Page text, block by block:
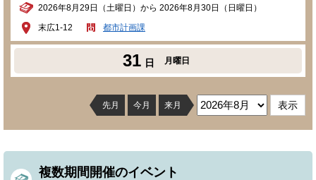
2026年8月29日（土曜日）から 2026年8月30日（日曜日）
末広1-12
都市計画課
31 日 月曜日
先月 今月 来月
複数期間開催のイベント